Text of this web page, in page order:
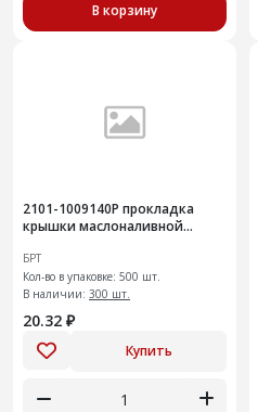
В корзину
2101-1009140Р прокладка
крышки маслоналивной
БРТ
Кол-во в упаковке: 500 шт.
В наличии: 300 шт.
20.32 ₽
Купить